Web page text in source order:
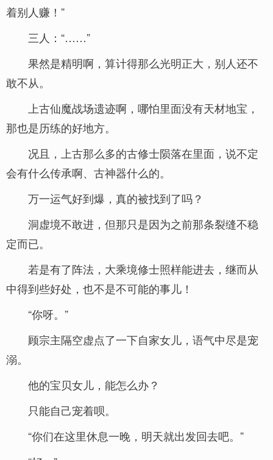
着别人赚！”
三人：“……”
果然是精明啊，算计得那么光明正大，别人还不
敢不从。
上古仙魔战场遗迹啊，哪怕里面没有天材地宝，
那也是历练的好地方。
况且，上古那么多的古修士陨落在里面，说不定
会有什么传承啊、古神器什么的。
万一运气好到爆，真的被找到了吗？
洞虚境不敢进，但那只是因为之前那条裂缝不稳
定而已。
若是有了阵法，大乘境修士照样能进去，继而从
中得到些好处，也不是不可能的事儿！
“你呀。”
顾宗主隔空虚点了一下自家女儿，语气中尽是宠
溺。
他的宝贝女儿，能怎么办？
只能自己宠着呗。
“你们在这里休息一晚，明天就出发回去吧。”